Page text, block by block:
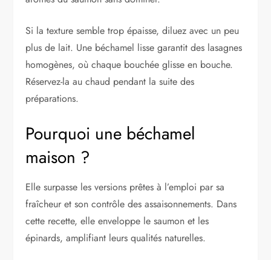
Si la texture semble trop épaisse, diluez avec un peu
plus de lait. Une béchamel lisse garantit des lasagnes
homogènes, où chaque bouchée glisse en bouche.
Réservez-la au chaud pendant la suite des
préparations.
Pourquoi une béchamel
maison ?
Elle surpasse les versions prêtes à l’emploi par sa
fraîcheur et son contrôle des assaisonnements. Dans
cette recette, elle enveloppe le saumon et les
épinards, amplifiant leurs qualités naturelles.